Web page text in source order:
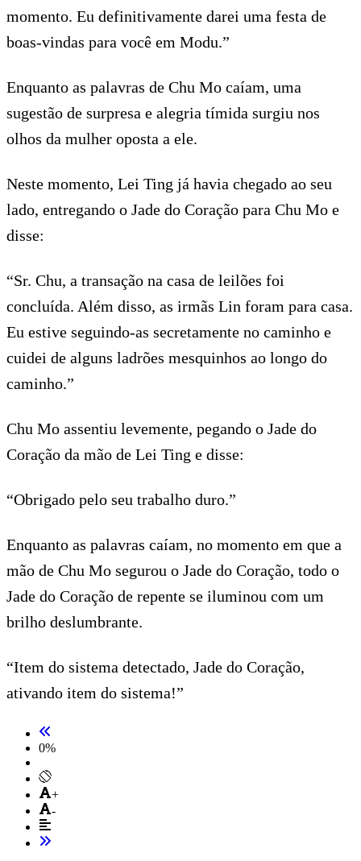
momento. Eu definitivamente darei uma festa de
boas-vindas para você em Modu.”
Enquanto as palavras de Chu Mo caíam, uma
sugestão de surpresa e alegria tímida surgiu nos
olhos da mulher oposta a ele.
Neste momento, Lei Ting já havia chegado ao seu
lado, entregando o Jade do Coração para Chu Mo e
disse:
“Sr. Chu, a transação na casa de leilões foi
concluída. Além disso, as irmãs Lin foram para casa.
Eu estive seguindo-as secretamente no caminho e
cuidei de alguns ladrões mesquinhos ao longo do
caminho.”
Chu Mo assentiu levemente, pegando o Jade do
Coração da mão de Lei Ting e disse:
“Obrigado pelo seu trabalho duro.”
Enquanto as palavras caíam, no momento em que a
mão de Chu Mo segurou o Jade do Coração, todo o
Jade do Coração de repente se iluminou com um
brilho deslumbrante.
“Item do sistema detectado, Jade do Coração,
ativando item do sistema!”
0%
+
-